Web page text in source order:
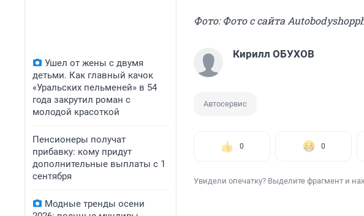
Ушел от жены с двумя
детьми. Как главный качок
«Уральских пельменей» в 54
года закрутил роман с
молодой красоткой
Пенсионеры получат
прибавку: кому придут
дополнительные выплаты с 1
сентября
Модные тренды осени
Фото: Фото с сайта
Кирилл ОБУХОВ
Автосервис
0 0
Увидели опечатку? Выделите фрагмент и